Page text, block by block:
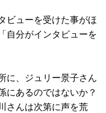
ビューを受けた事がほ
自分がインタビューを
に、ジュリー景子さん
にあるのではないか？
さんは次第に声を荒